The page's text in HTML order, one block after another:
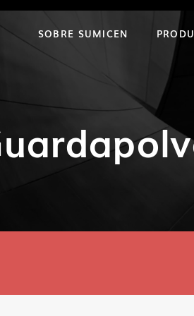
SOBRE SUMICEN